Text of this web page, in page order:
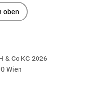
oben
& Co KG 2026
Wien